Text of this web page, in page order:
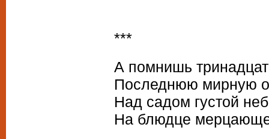
***
А помнишь
Последнюю мирную
Над садом густой
На блюдце